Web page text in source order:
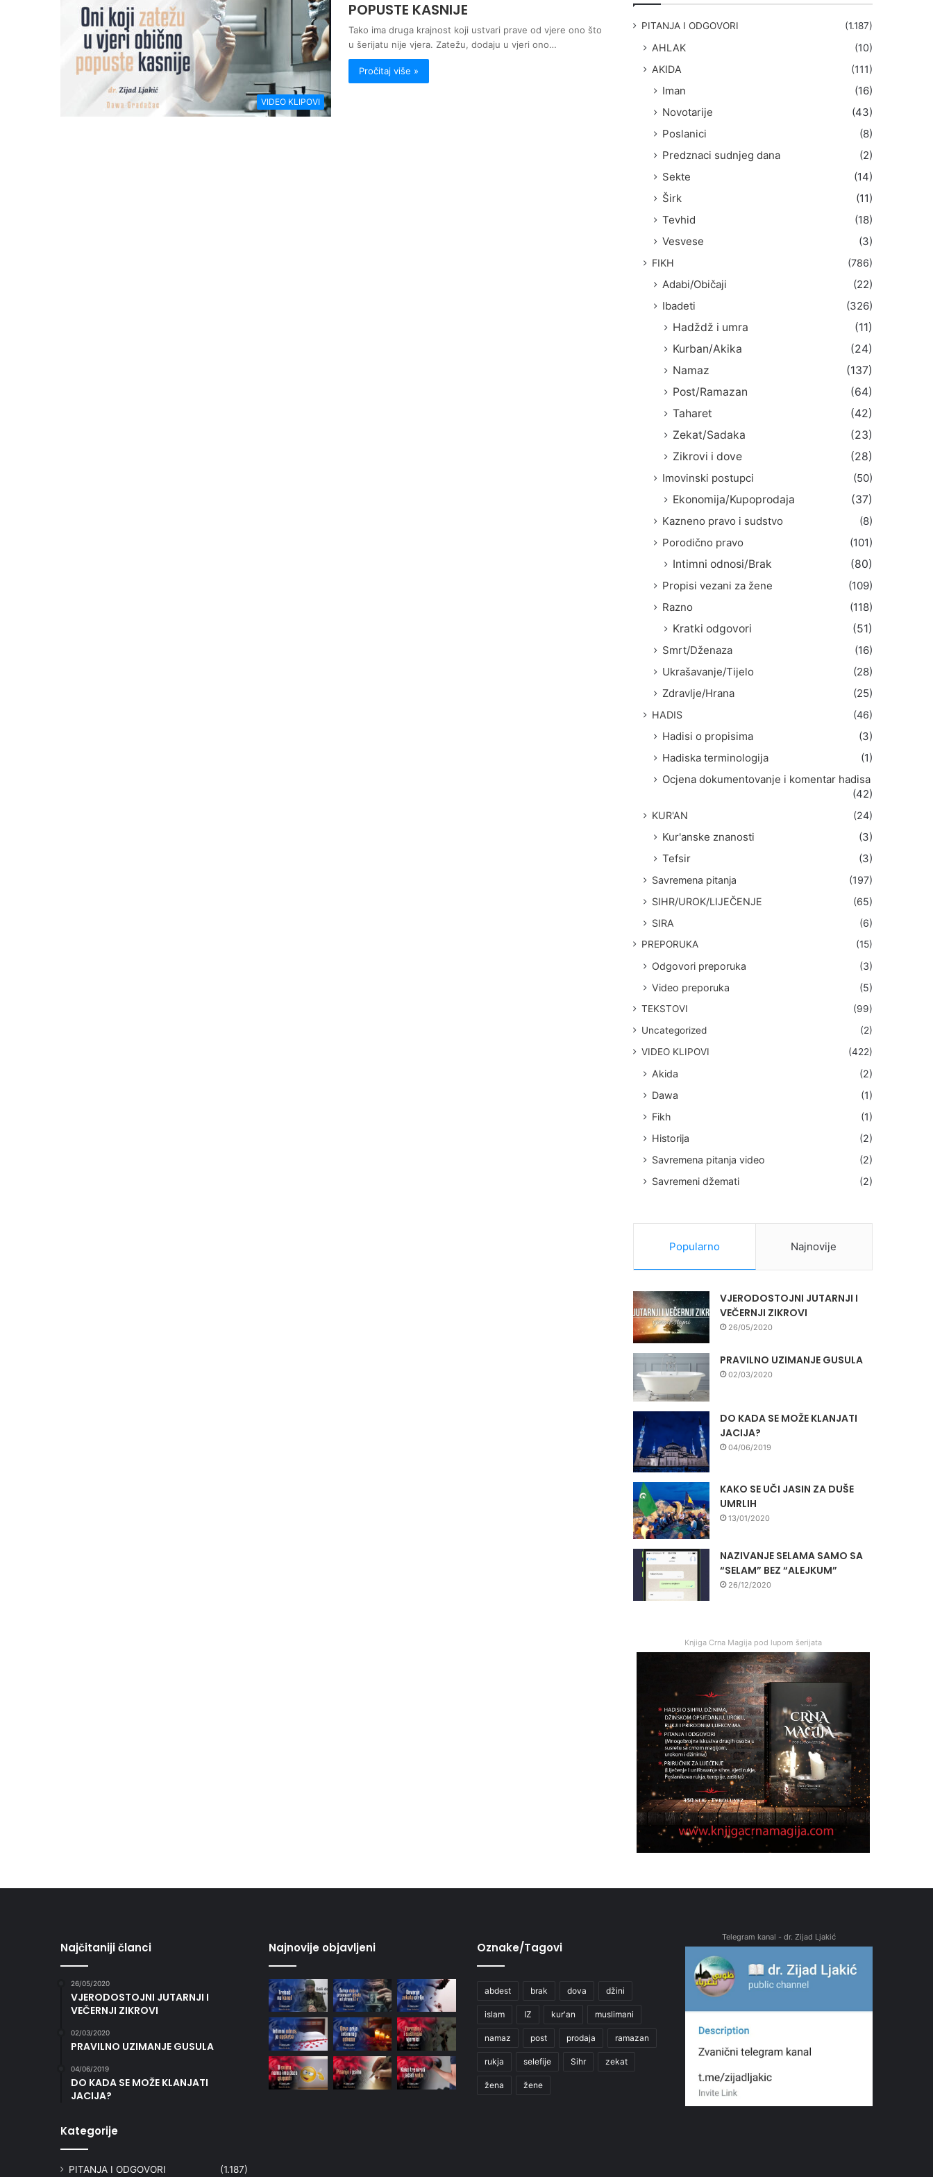
VIDEO KLIPOVI
POPUSTE KASNIJE
Tako ima druga krajnost koji ustvari prave od vjere ono što
u šerijatu nije vjera. Zatežu, dodaju u vjeri ono…
Pročitaj više »
PITANJA I ODGOVORI (1.187)
AHLAK
(10)
AKIDA
(111)
Iman
(16)
Novotarije
(43)
Poslanici
(8)
Predznaci sudnjeg dana
(2)
Sekte
(14)
Širk
(11)
Tevhid
(18)
Vesvese
(3)
FIKH (786)
Adabi/Običaji
(22)
Ibadeti
(326)
Hadždž i umra
(11)
Kurban/Akika
(24)
Namaz
(137)
Post/Ramazan
(64)
Taharet
(42)
Zekat/Sadaka
(23)
Zikrovi i dove
(28)
Imovinski postupci
(50)
Ekonomija/Kupoprodaja
(37)
Kazneno pravo i sudstvo
(8)
Porodično pravo
(101)
Intimni odnosi/Brak
(80)
Propisi vezani za žene
(109)
Razno
(118)
Kratki odgovori
(51)
Smrt/Dženaza
(16)
Ukrašavanje/Tijelo
(28)
Zdravlje/Hrana
(25)
HADIS (46)
Hadisi o propisima
(3)
Hadiska terminologija
(1)
Ocjena dokumentovanje i komentar hadisa
(42)
KUR'AN (24)
Kur'anske znanosti
(3)
Tefsir
(3)
Savremena pitanja
(197)
SIHR/UROK/LIJEČENJE
(65)
SIRA
(6)
PREPORUKA (15)
Odgovori preporuka
(3)
Video preporuka
(5)
TEKSTOVI
(99)
Uncategorized
(2)
VIDEO KLIPOVI
(422)
Akida
(2)
Dawa
(1)
Fikh
(1)
Historija
(2)
Savremena pitanja video
(2)
Savremeni džemati
(2)
Popularno Najnovije
VJERODOSTOJNI JUTARNJI I
VEČERNJI ZIKROVI
26/05/2020
PRAVILNO UZIMANJE GUSULA
02/03/2020
DO KADA SE MOŽE KLANJATI
JACIJA?
04/06/2019
KAKO SE UČI JASIN ZA DUŠE
UMRLIH
13/01/2020
NAZIVANJE SELAMA SAMO SA
“SELAM” BEZ “ALEJKUM”
26/12/2020
Knjiga Crna Magija pod lupom šerijata
Najčitaniji članci
26/05/2020
VJERODOSTOJNI JUTARNJI I
VEČERNJI ZIKROVI
02/03/2020
PRAVILNO UZIMANJE GUSULA
04/06/2019
DO KADA SE MOŽE KLANJATI
JACIJA?
Kategorije
PITANJA I ODGOVORI (1.187)
Najnovije objavljeni Oznake/Tagovi
abdest brak dova džini
islam IZ kur'an muslimani
namaz post prodaja ramazan
rukja selefije Sihr zekat
žena žene
Telegram kanal - dr. Zijad Ljakić